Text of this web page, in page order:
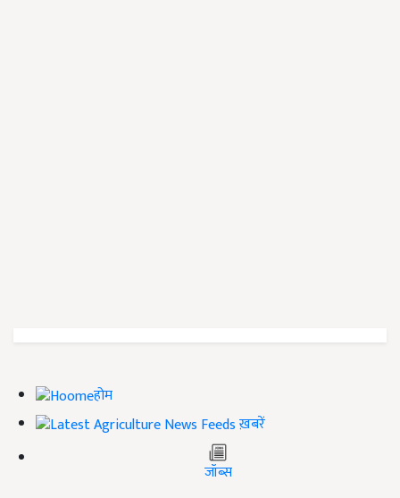
होम
ख़बरें
जॉब्स